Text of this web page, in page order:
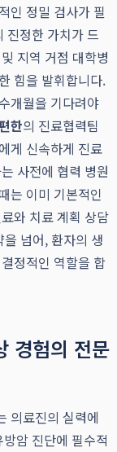
인 정밀 검사가 필
진정한 가치가 드
지역 거점 대학병
힘을 발휘합니다.
개월을 기다려야
한의 진료협력팀
게 신속하게 진료
사전에 협력 병원
는 이미 기본적인
와 치료 계획 상담
넘어, 환자의 생
정적인 역할을 합
경험의 전문
의료진의 실력에
방암 진단에 필수적